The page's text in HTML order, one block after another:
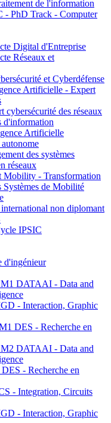
de l'information
- PhD Track - Computer
Digital d'Entreprise
Réseaux et
et Cyberdéfense
Artificielle - Expert
cybersécurité des réseaux
d'information
Artificielle
des systèmes
réseaux
Mobility - Transformation
Systèmes de Mobilité
non diplomant
IPSIC
d'ingénieur
DATAAI - Data and
- Interaction, Graphic
DES - Recherche en
DATAAI - Data and
- Recherche en
- Integration, Circuits
- Interaction, Graphic